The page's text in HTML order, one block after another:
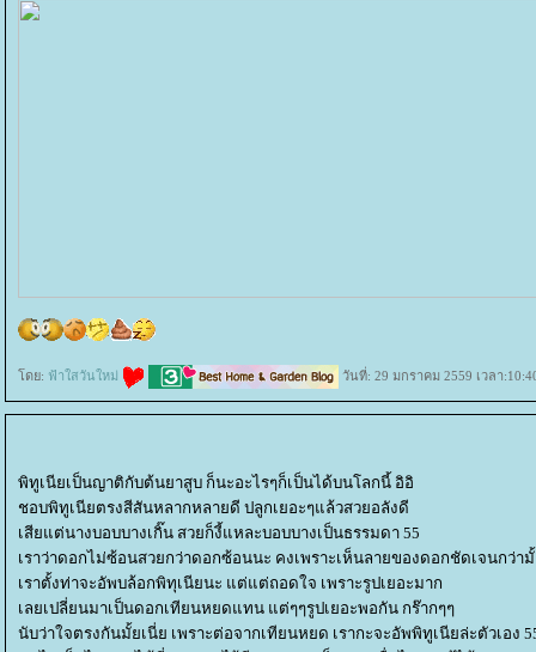
ดย: ฟ้าใสวันใหม่ วันที่: 29 มกราคม 2559 เวลา
พิทูเนียเป็นญาติกับต้นยาสูบ ก็นะอะไรๆก็เป็นได้บนโลกนี้ อิอิ
ชอบพิทูเนียตรงสีสันหลากหลายดี ปลูกเยอะๆแล้วสวยอลังดี
เสียแต่นางบอบบางเกิ๊น สวยก็งี้แหละบอบบางเป็นธรรมดา 55
เราว่าดอกไม่ซ้อนสวยกว่าดอกซ้อนนะ คงเพราะเห็นลายของดอกชัดเจนกว่า
เราตั้งท่าจะอัพบล้อกพิทุเนียนะ แต่แต่ถอดใจ เพราะรูปเยอะมาก
เลยเปลี่ยนมาเป็นดอกเทียนหยดแทน แต่ๆๆรูปเยอะพอกัน กร๊ากๆๆ
นับว่าใจตรงกันมั้ยเนี่ย เพราะต่อจากเทียนหยด เรากะจะอัพพิทูเนียล่ะตัวเอง